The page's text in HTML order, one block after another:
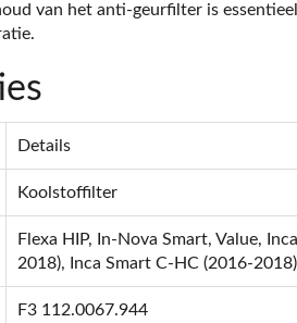
van het anti-geurfilter is
Details
Koolstoffilter
Flexa HIP, In-Nova Smart, Value,
2018), Inca Smart C-HC (2016-2018)
F3 112.0067.944